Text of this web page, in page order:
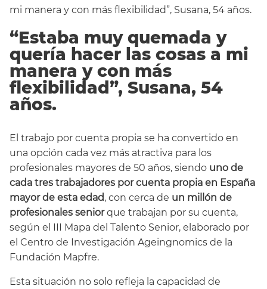
“Estaba muy quemada y
quería hacer las cosas a mi
manera y con más
flexibilidad”, Susana, 54
años.
El trabajo por cuenta propia se ha convertido en
una opción cada vez más atractiva para los
profesionales mayores de 50 años, siendo uno de
cada tres trabajadores por cuenta propia en España
mayor de esta edad, con cerca de un millón de
profesionales seniorque trabajan por su cuenta,
según el III Mapa del Talento Senior, elaborado por
el Centro de Investigación Ageingnomics de la
Fundación Mapfre.
Esta situación no solo refleja la capacidad de